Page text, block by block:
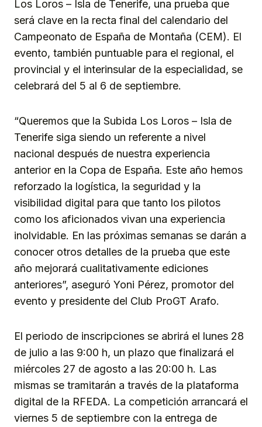
Los Loros – Isla de Tenerife, una prueba que
será clave en la recta final del calendario del
Campeonato de España de Montaña (CEM). El
evento, también puntuable para el regional, el
provincial y el interinsular de la especialidad, se
celebrará del 5 al 6 de septiembre.
“Queremos que la Subida Los Loros – Isla de
Tenerife siga siendo un referente a nivel
nacional después de nuestra experiencia
anterior en la Copa de España. Este año hemos
reforzado la logística, la seguridad y la
visibilidad digital para que tanto los pilotos
como los aficionados vivan una experiencia
inolvidable. En las próximas semanas se darán a
conocer otros detalles de la prueba que este
año mejorará cualitativamente ediciones
anteriores”, aseguró Yoni Pérez, promotor del
evento y presidente del Club ProGT Arafo.
El periodo de inscripciones se abrirá el lunes 28
de julio a las 9:00 h, un plazo que finalizará el
miércoles 27 de agosto a las 20:00 h. Las
mismas se tramitarán a través de la plataforma
digital de la RFEDA. La competición arrancará el
viernes 5 de septiembre con la entrega de